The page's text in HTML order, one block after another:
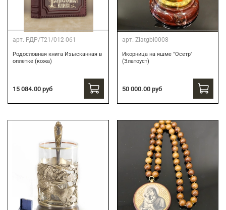
арт. РДР/Т21/012-061
Родословная книга Изысканная в
оплетке (кожа)
15 084.00 руб
арт. Zlatgbi0008
Икорница на яшме "Осетр"
(Златоуст)
50 000.00 руб